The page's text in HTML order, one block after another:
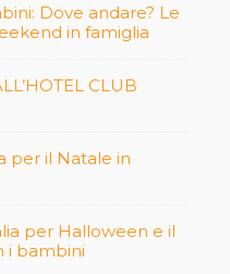
Dove andare? Le
in famiglia
CLUB
per il Natale in
per Halloween e il
i bambini